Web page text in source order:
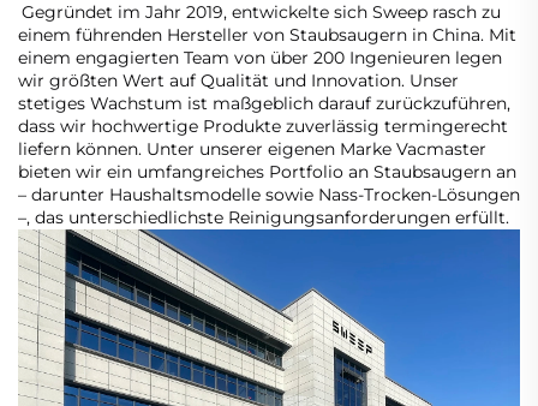
Gegründet im Jahr 2019, entwickelte sich Sweep rasch zu
einem führenden Hersteller von Staubsaugern in China. Mit
einem engagierten Team von über 200 Ingenieuren legen
wir größten Wert auf Qualität und Innovation. Unser
stetiges Wachstum ist maßgeblich darauf zurückzuführen,
dass wir hochwertige Produkte zuverlässig termingerecht
liefern können. Unter unserer eigenen Marke Vacmaster
bieten wir ein umfangreiches Portfolio an Staubsaugern an
– darunter Haushaltsmodelle sowie Nass-Trocken-Lösungen
–, das unterschiedlichste Reinigungsanforderungen erfüllt.